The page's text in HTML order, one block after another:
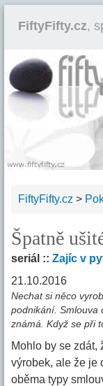
FiftyFifty.cz,
FiftyFifty.cz >
Špatně
seriál :: Zajíc v
21.10.2016
Nechat si něco
podnikání. Smlouva
známá. Když se při
Mohlo by se
výrobek, ale že je
oběma typy